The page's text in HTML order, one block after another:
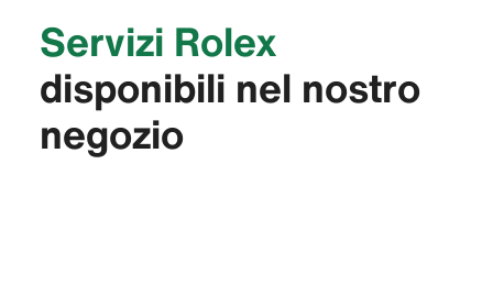
Servizi Rolex
disponibili nel nostro
negozio